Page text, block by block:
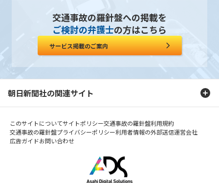
交通事故の羅針盤への掲載を
ご検討の弁護士の方はこちら
サービス掲載のご案内
朝日新聞社の関連サイト
このサイトについてサイトポリシー交通事故の羅針盤利用規約
交通事故の羅針盤プライバシーポリシー利用者情報の外部送信運営会社
広告ガイドお問い合わせ